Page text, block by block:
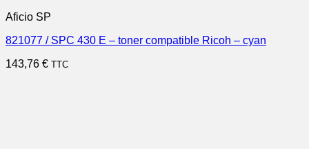
Aficio SP
821077 / SPC 430 E – toner compatible Ricoh – cyan
143,76 € TTC